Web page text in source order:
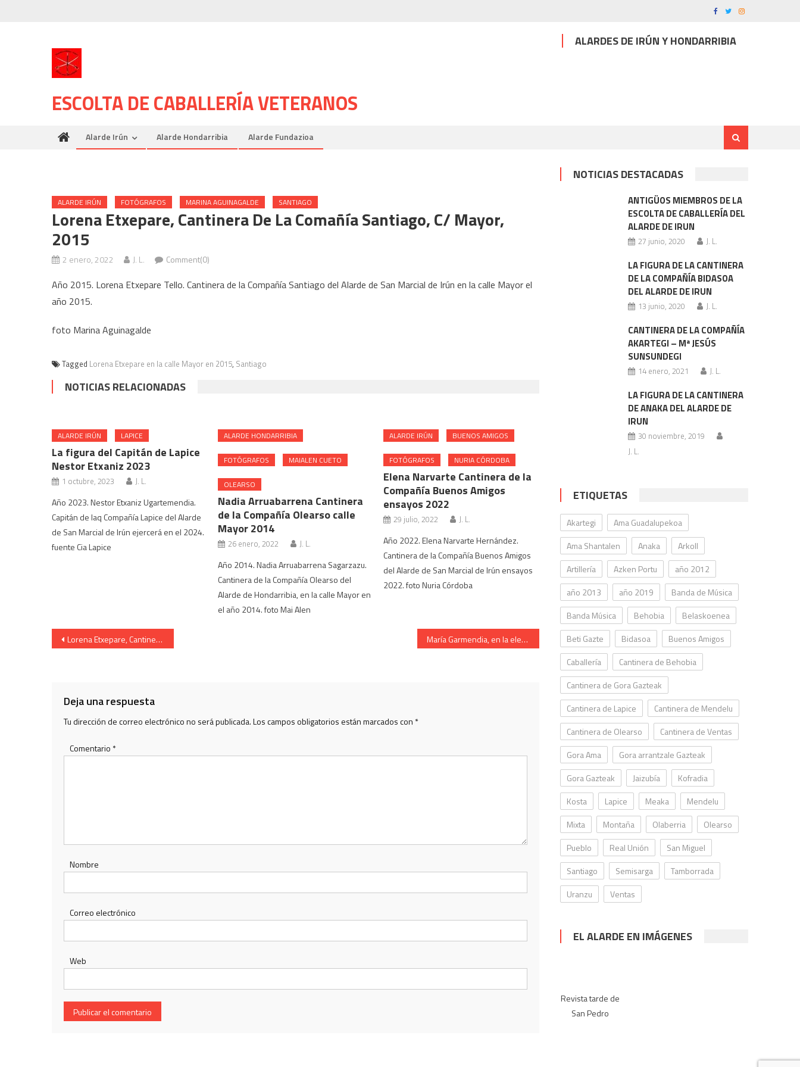
ESCOLTA DE CABALLERÍA VETERANOS
ALARDES DE IRÚN Y HONDARRIBIA
Alarde Irún Alarde Hondarribia Alarde Fundazioa
ALARDE IRÚN FOTÓGRAFOS MARINA AGUINAGALDE SANTIAGO
Lorena Etxepare, Cantinera De La Comañía Santiago, C/ Mayor,
2015
2 enero, 2022 J. L. Comment(0)
Año 2015. Lorena Etxepare Tello. Cantinera de la Compañía Santiago del Alarde de San Marcial de Irún en la calle Mayor el
año 2015.
foto Marina Aguinagalde
Tagged Lorena Etxepare en la calle Mayor en 2015, Santiago
NOTICIAS RELACIONADAS
ALARDE IRÚN LAPICE
La figura del Capitán de Lapice
Nestor Etxaniz 2023
1 octubre, 2023 J. L.
Año 2023. Nestor Etxaniz Ugartemendia.
Capitán de laq Compañía Lapice del Alarde
de San Marcial de Irún ejercerá en el 2024.
fuente Cia Lapice
ALARDE HONDARRIBIA
FOTÓGRAFOS MAIALEN CUETO
OLEARSO
Nadia Arruabarrena Cantinera
de la Compañía Olearso calle
Mayor 2014
26 enero, 2022 J. L.
Año 2014. Nadia Arruabarrena Sagarzazu.
Cantinera de la Compañía Olearso del
Alarde de Hondarribia, en la calle Mayor en
el año 2014. foto Mai Alen
ALARDE IRÚN BUENOS AMIGOS
FOTÓGRAFOS NURIA CÓRDOBA
Elena Narvarte Cantinera de la
Compañía Buenos Amigos
ensayos 2022
29 julio, 2022 J. L.
Año 2022. Elena Narvarte Hernández.
Cantinera de la Compañía Buenos Amigos
del Alarde de San Marcial de Irún ensayos
2022. foto Nuria Córdoba
Navegación
Lorena Etxepare, Cantinera de la Compañía Santiago, en el monte, 2015 María Garmendia, en la elección de Cantinera Compañía Gora Ama, 2014
Deja una respuesta
Tu dirección de correo electrónico no será publicada.Los campos obligatorios están marcados con *
Comentario *
Nombre
Correo electrónico
Web
NOTICIAS DESTACADAS
ANTIGÜOS MIEMBROS DE LA
ESCOLTA DE CABALLERÍA DEL
ALARDE DE IRUN
27 junio, 2020 J. L.
LA FIGURA DE LA CANTINERA
DE LA COMPAÑÍA BIDASOA
DEL ALARDE DE IRUN
13 junio, 2020 J. L.
CANTINERA DE LA COMPAÑÍA
AKARTEGI – Mª JESÚS
SUNSUNDEGI
14 enero, 2021 J. L.
LA FIGURA DE LA CANTINERA
DE ANAKA DEL ALARDE DE
IRUN
30 noviembre, 2019
J. L.
ETIQUETAS
Akartegi
Ama Guadalupekoa
Ama Shantalen
Anaka
Arkoll
Artillería
Azken Portu
año 2012
año 2013
año 2019
Banda de Música
Banda Música
Behobia
Belaskoenea
Beti Gazte
Bidasoa
Buenos Amigos
Caballería
Cantinera de Behobia
Cantinera de Gora Gazteak
Cantinera de Lapice
Cantinera de Mendelu
Cantinera de Olearso
Cantinera de Ventas
Gora Ama
Gora arrantzale Gazteak
Gora Gazteak
Jaizubía
Kofradia
Kosta
Lapice Meaka
Mendelu
Mixta
Montaña Olaberria
Olearso
Pueblo
Real Unión
San Miguel
Santiago
Semisarga
Tamborrada
Uranzu
Ventas
EL ALARDE EN IMÁGENES
Revista tarde de
San Pedro